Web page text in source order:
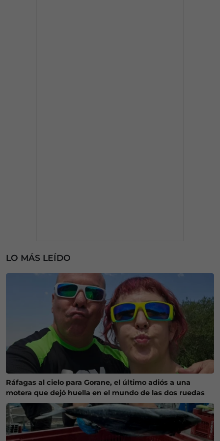
LO MÁS LEÍDO
Ráfagas al cielo para Gorane, el último adiós a una
motera que dejó huella en el mundo de las dos ruedas